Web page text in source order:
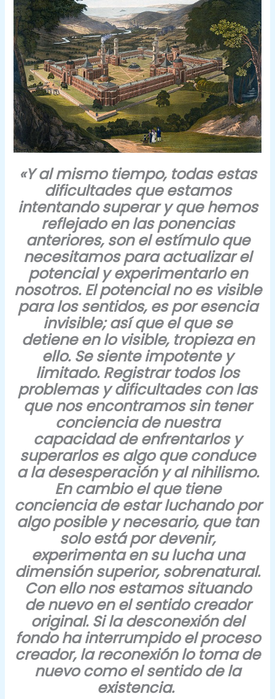
«Y al mismo tiempo, todas estas
dificultades que estamos
intentando superar y que hemos
reflejado en las ponencias
anteriores, son el estímulo que
necesitamos para actualizar el
potencial y experimentarlo en
nosotros. El potencial no es visible
para los sentidos, es por esencia
invisible; así que el que se
detiene en lo visible, tropieza en
ello. Se siente impotente y
limitado. Registrar todos los
problemas y dificultades con las
que nos encontramos sin tener
conciencia de nuestra
capacidad de enfrentarlos y
superarlos es algo que conduce
a la desesperación y al nihilismo.
En cambio el que tiene
conciencia de estar luchando por
algo posible y necesario, que tan
solo está por devenir,
experimenta en su lucha una
dimensión superior, sobrenatural.
Con ello nos estamos situando
de nuevo en el sentido creador
original. Si la desconexión del
fondo ha interrumpido el proceso
creador, la reconexión lo toma de
nuevo como el sentido de la
existencia.